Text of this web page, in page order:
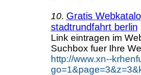
10. Gratis
stadtrundfahrt berlin
Link eintragen im
Suchbox fuer Ihre
http://www.xn--